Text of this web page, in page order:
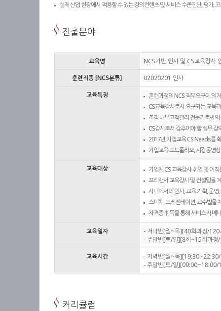
실제 산업 현장에서 적용할 수 있는 강의컨텐츠 및 서비스 수준진단, 평가,
진출분야
교육명
NCS기반 인사 및 CS교육강사
훈련직종 [NCS분류]
02020201 인사
교육특징
훈련과정의 NCS 직무요구에 의
CS교육강사로서 요구되는 교육
조직 내부고객관리 전문가로써
CS강사로서 갖추어야 할 실무
2017년 기업교육 CS Needs를
기업교육 포트폴리오, 시강동영
교육대상
기업체 CS 교육강사 취업 및 이
프리랜서 교육강사 및 컨설팅을
사내에서의 인사, 교육 기획, 운
스피치, 프레젠테이션, 교수법을
자격증 취득을 통해 서비스직 매
교육일자
- 저녁반[월~목][40회과정/
- 주말반[토/일][8회~15회과
교육시간
- 저녁반[월~목
- 주말반[토/일][09:00~18:00/
커리큘럼